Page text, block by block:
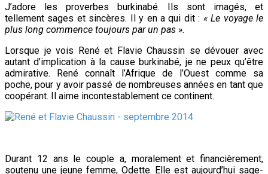
J’adore les proverbes burkinabé. Ils sont imagés, et
tellement sages et sincères. Il y en a qui dit : « Le voyage le
plus long commence toujours par un pas ».
Lorsque je vois René et Flavie Chaussin se dévouer avec
autant d’implication à la cause burkinabé, je ne peux qu’être
admirative. René connaît l’Afrique de l’Ouest comme sa
poche, pour y avoir passé de nombreuses années en tant que
coopérant. Il aime incontestablement ce continent.
Durant 12 ans le couple a, moralement et financièrement,
soutenu une jeune femme, Odette. Elle est aujourd’hui sage-